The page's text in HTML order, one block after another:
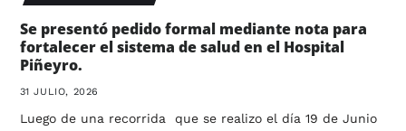
Se presentó pedido formal mediante nota para
fortalecer el sistema de salud en el Hospital
Piñeyro.
31 JULIO, 2026
Luego de una recorrida que se realizo el día 19 de Junio